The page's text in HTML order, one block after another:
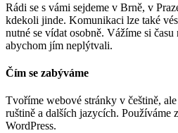
Rádi se s vámi sejdeme v Brně, v
kdekoli jinde. Komunikaci lze také
nutné se vídat osobně. Vážíme si času
abychom jím neplýtvali.
Čím se zabýváme
Tvoříme webové stránky v češtině,
ruštině a dalších jazycích. Používáme
WordPress.